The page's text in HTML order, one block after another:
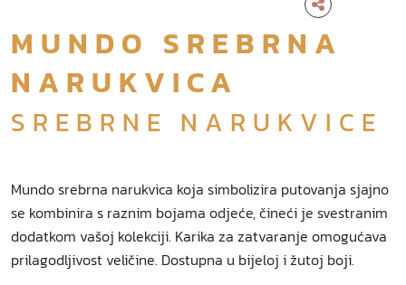
MUNDO SREBRNA
NARUKVICA
SREBRNE NARUKVICE
Mundo srebrna narukvica koja simbolizira putovanja sjajno
se kombinira s raznim bojama odjeće, čineći je svestranim
dodatkom vašoj kolekciji. Karika za zatvaranje omogućava
prilagodljivost veličine. Dostupna u bijeloj i žutoj boji.